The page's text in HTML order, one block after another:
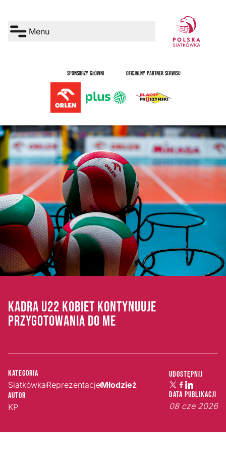
Menu
SPONSORZY GŁÓWNI OFICJALNY PARTNER SERWISU
KADRA U22 KOBIET KONTYNUUJE
PRZYGOTOWANIA DO ME
Kategoria
SiatkówkaReprezentacjeMłodzież
Autor
KP
Udostępnij
Data publikacji
08 cze 2026